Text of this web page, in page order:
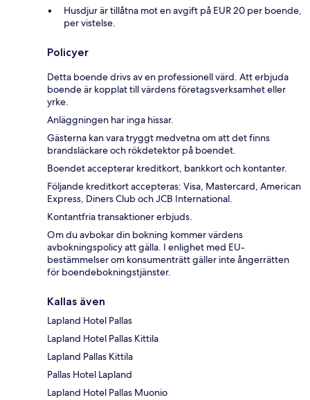
Husdjur är tillåtna mot en avgift på EUR 20 per boende,
per vistelse.
Policyer
Detta boende drivs av en professionell värd. Att erbjuda
boende är kopplat till värdens företagsverksamhet eller
yrke.
Anläggningen har inga hissar.
Gästerna kan vara tryggt medvetna om att det finns
brandsläckare och rökdetektor på boendet.
Boendet accepterar kreditkort, bankkort och kontanter.
Följande kreditkort accepteras: Visa, Mastercard, American
Express, Diners Club och JCB International.
Kontantfria transaktioner erbjuds.
Om du avbokar din bokning kommer värdens
avbokningspolicy att gälla. I enlighet med EU-
bestämmelser om konsumenträtt gäller inte ångerrätten
för boendebokningstjänster.
Kallas även
Lapland Hotel Pallas
Lapland Hotel Pallas Kittila
Lapland Pallas Kittila
Pallas Hotel Lapland
Lapland Hotel Pallas Muonio